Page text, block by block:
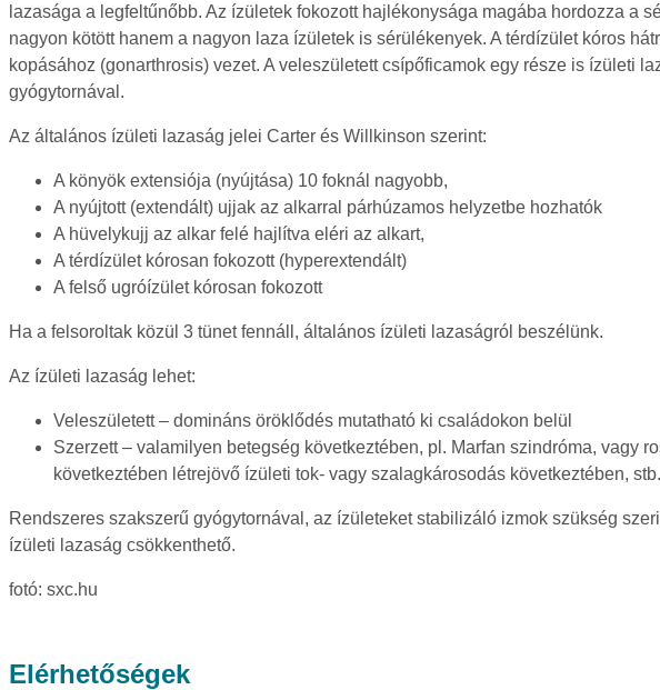
lazasága a legfeltűnőbb. Az ízületek fokozott hajlékonysága magába hordozza a
nagyon kötött hanem a nagyon laza ízületek is sérülékenyek. A térdízület kóros
kopásához (gonarthrosis) vezet. A veleszületett csípőficamok egy része is ízületi
gyógytornával.
Az általános ízületi lazaság jelei Carter és Willkinson szerint:
A könyök extensiója (nyújtása) 10 foknál nagyobb,
A nyújtott (extendált) ujjak az alkarral párhúzamos helyzetbe hozhatók
A hüvelykujj az alkar felé hajlítva eléri az alkart,
A térdízület kórosan fokozott (hyperextendált)
A felső ugróízület kórosan fokozott
Ha a felsoroltak közül 3 tünet fennáll, általános ízületi lazaságról beszélünk.
Az ízületi lazaság lehet:
Veleszületett – domináns öröklődés mutatható ki családokon belül
Szerzett – valamilyen betegség következtében, pl. Marfan szindróma, vagy
következtében létrejövő ízületi tok- vagy szalagkárosodás következtében, stb.
Rendszeres szakszerű gyógytornával, az ízületeket stabilizáló izmok szükség
ízületi lazaság csökkenthető.
fotó: sxc.hu
Elérhetőségek